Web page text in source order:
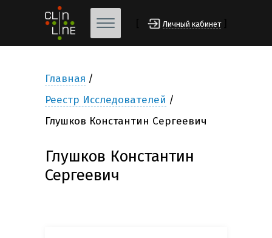
Личный кабинет
Главная
Реестр Исследователей
Глушков Константин Сергеевич
Глушков Константин
Сергеевич